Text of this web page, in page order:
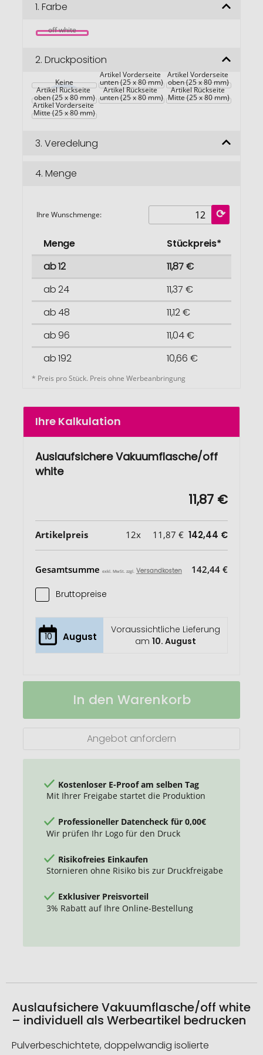
Bildgalerie
1. Farbe
off white
2. Druckposition
Keine
Artikel Vorderseite
unten (25 x 80 mm)
Artikel Vorderseite
oben (25 x 80 mm)
Artikel Rückseite
oben (25 x 80 mm)
Artikel Rückseite
unten (25 x 80 mm)
Artikel Rückseite
Mitte (25 x 80 mm)
Artikel Vorderseite
Mitte (25 x 80 mm)
3. Veredelung
4. Menge
Ihre Wunschmenge:
Menge
Stückpreis*
ab 12
11,87 €
ab 24
11,37 €
ab 48
11,12 €
ab 96
11,04 €
ab 192
10,66 €
* Preis pro Stück. Preis ohne Werbeanbringung
Ihre Kalkulation
Auslaufsichere Vakuumflasche/off
white
11,87 €
Artikelpreis 12x 11,87 € 142,44 €
Gesamtsumme exkl. MwSt. zzgl. Versandkosten 142,44 €
Bruttopreise
10 August
Voraussichtliche Lieferung
am 10. August
Auslaufsichere
Vakuumflasche
Auf
In den Warenkorb
Angebot anfordern
Kostenloser E-Proof am selben Tag
Mit Ihrer Freigabe startet die Produktion
Professioneller Datencheck für 0,00€
Wir prüfen Ihr Logo für den Druck
Risikofreies Einkaufen
Stornieren ohne Risiko bis zur Druckfreigabe
Exklusiver Preisvorteil
3% Rabatt auf Ihre Online-Bestellung
Auslaufsichere Vakuumflasche/off white
– individuell als Werbeartikel bedrucken
Pulverbeschichtete, doppelwandig isolierte